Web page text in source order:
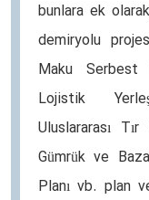
bunlara ek
demiryolu
Maku Serbest
Lojistik
Uluslararası
Gümrük ve
Planı vb. plan